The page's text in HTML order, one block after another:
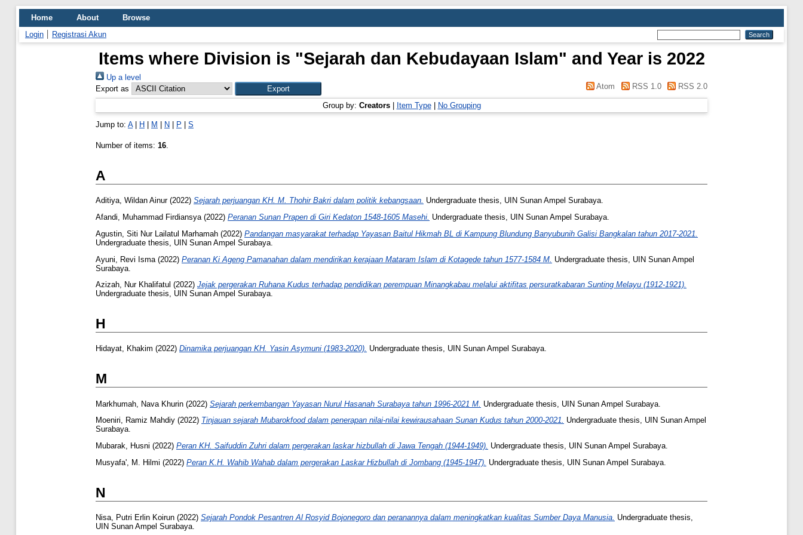
Home About
Browse
Login
Registrasi Akun
Items where Division is "Sejarah dan Kebudayaan Islam" and Year is 2022
Up a level
Export as
Atom RSS 1.0 RSS 2.0
Group by: Creators| Item Type| No Grouping
Jump to: A| H M N P S
Number of items: 16.
A
Aditiya, Wildan Ainur(2022) Sejarah perjuangan KH. M. Thohir Bakri dalam politik kebangsaan. Undergraduate thesis, UIN Sunan Ampel Surabaya.
Afandi, Muhammad Firdiansya (2022) Peranan Sunan Prapen di Giri Kedaton 1548-1605 Masehi. Undergraduate thesis, UIN Sunan Ampel Surabaya.
Agustin, Siti Nur Lailatul Marhamah (2022) Pandangan masyarakat terhadap Yayasan Baitul Hikmah BL di Kampung Blundung Banyubunih Galisi Bangkalan tahun 2017-2021.
Undergraduate thesis, UIN Sunan Ampel Surabaya.
Ayuni, Revi Isma (2022) Peranan Ki Ageng Pamanahan dalam mendirikan kerajaan Mataram Islam di Kotagede tahun 1577-1584 M. Undergraduate thesis, UIN Sunan Ampel
Surabaya.
Azizah, Nur Khalifatul (2022) Jejak pergerakan Ruhana Kudus terhadap pendidikan perempuan Minangkabau melalui aktifitas persuratkabaran Sunting Melayu (1912-1921).
Undergraduate thesis, UIN Sunan Ampel Surabaya.
H
Hidayat, Khakim (2022) Dinamika perjuangan KH. Yasin Asymuni (1983-2020). Undergraduate thesis, UIN Sunan Ampel Surabaya.
M
Markhumah, Nava Khurin (2022) Sejarah perkembangan Yayasan Nurul Hasanah Surabaya tahun 1996-2021 M. Undergraduate thesis, UIN Sunan Ampel Surabaya.
Moeniri, Ramiz Mahdiy (2022) Tinjauan sejarah Mubarokfood dalam penerapan nilai-nilai kewirausahaan Sunan Kudus tahun 2000-2021. Undergraduate thesis, UIN Sunan Ampel
Surabaya.
Mubarak, Husni (2022) Peran KH. Saifuddin Zuhri dalam pergerakan laskar hizbullah di Jawa Tengah (1944-1949). Undergraduate thesis, UIN Sunan Ampel Surabaya.
Musyafa', M. Hilmi (2022) Peran K.H. Wahib Wahab dalam pergerakan Laskar Hizbullah di Jombang (1945-1947). Undergraduate thesis, UIN Sunan Ampel Surabaya.
N
Nisa, Putri Erlin Koirun (2022) Sejarah Pondok Pesantren Al Rosyid Bojonegoro dan peranannya dalam meningkatkan kualitas Sumber Daya Manusia. Undergraduate thesis,
UIN Sunan Ampel Surabaya.